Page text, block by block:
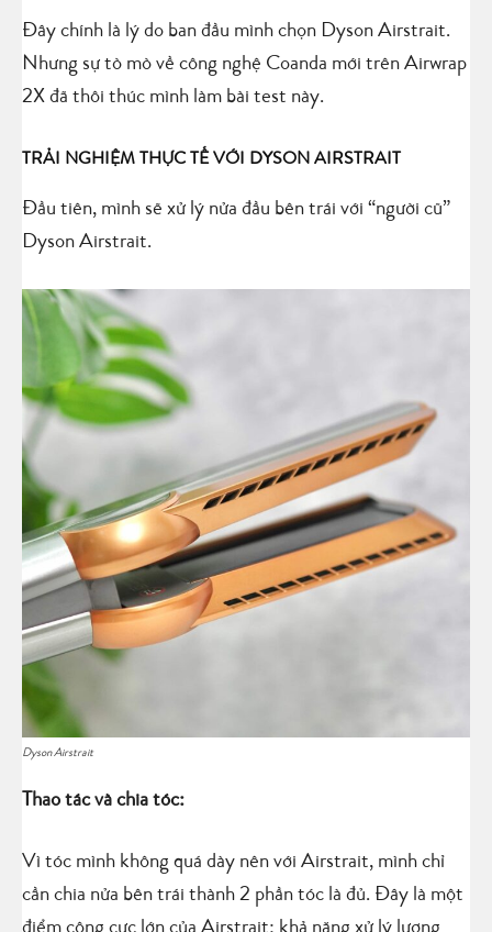
Đây chính là lý do ban đầu mình chọn Dyson Airstrait.
Nhưng sự tò mò về công nghệ Coanda mới trên Airwrap
2X đã thôi thúc mình làm bài test này.
TRẢI NGHIỆM THỰC TẾ VỚI DYSON AIRSTRAIT
Đầu tiên, mình sẽ xử lý nửa đầu bên trái với “người cũ”
Dyson Airstrait.
Dyson Airstrait
Thao tác và chia tóc:
Vì tóc mình không quá dày nên với Airstrait, mình chỉ
cần chia nửa bên trái thành 2 phần tóc là đủ. Đây là một